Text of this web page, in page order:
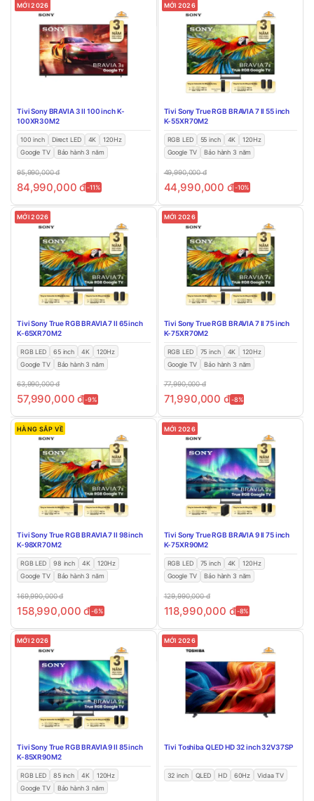
MỚI 2026
Tivi Sony BRAVIA 3 II 100 inch K-
100XR30M2
100 inch Direct LED 4K
120Hz
Google TV
Bảo hành 3 năm
95,990,000đ
84,990,000đ-11%
MỚI 2026
Tivi Sony True RGB BRAVIA 7 II 55 inch
K-55XR70M2
RGB LED 55 inch 4K
120Hz
Google TV
Bảo hành 3 năm
49,990,000đ
44,990,000 đ-10%
MỚI 2026
Tivi Sony True RGB BRAVIA 7 II 65 inch
K-65XR70M2
RGB LED 65 inch 4K
120Hz
Google TV
Bảo hành 3 năm
63,990,000đ
57,990,000đ-9%
MỚI 2026
Tivi Sony True RGB BRAVIA 7 II 75 inch
K-75XR70M2
RGB LED 75 inch 4K
120Hz
Google TV
Bảo hành 3 năm
77,990,000đ
71,990,000 đ-8%
HÀNG SẮP VỀ
Tivi Sony True RGB BRAVIA 7 II 98 inch
K-98XR70M2
RGB LED 98 inch 4K
120Hz
Google TV
Bảo hành 3 năm
169,990,000đ
158,990,000đ-6%
MỚI 2026
Tivi Sony True RGB BRAVIA 9 II 75 inch
K-75XR90M2
RGB LED 75 inch 4K
120Hz
Google TV
Bảo hành 3 năm
129,990,000đ
118,990,000 đ -8%
MỚI 2026
Tivi Sony True RGB BRAVIA 9 II 85 inch
K-85XR90M2
RGB LED 85 inch 4K
120Hz
Google TV
Bảo hành 3 năm
MỚI 2026
Tivi Toshiba QLED HD 32 inch 32V37SP
32 inch QLED HD 60Hz Vidaa TV